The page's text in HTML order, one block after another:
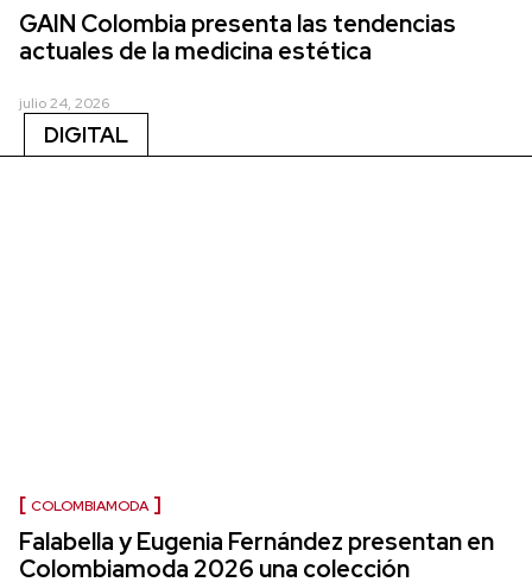
GAIN Colombia presenta las tendencias
actuales de la medicina estética
julio 24, 2026
DIGITAL
COLOMBIAMODA
Falabella y Eugenia Fernández presentan en
Colombiamoda 2026 una colección